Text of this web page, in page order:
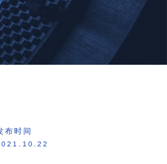
布时间